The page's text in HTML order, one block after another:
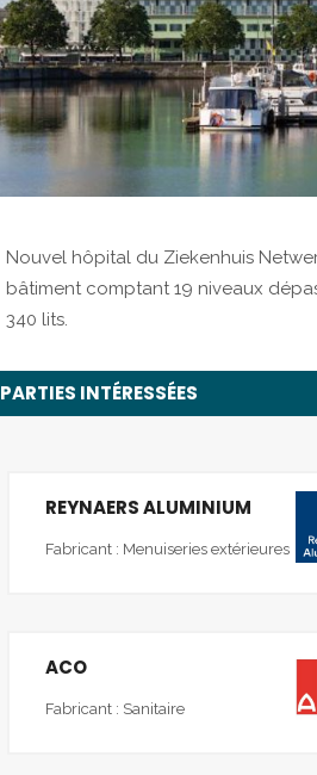
Nouvel hôpital du Ziekenhuis
bâtiment comptant 19 niveaux
340 lits.
PARTIES INTÉRESSÉES
REYNAERS ALUMINIUM
Fabricant : Menuiseries extérieures
ACO
Fabricant : Sanitaire